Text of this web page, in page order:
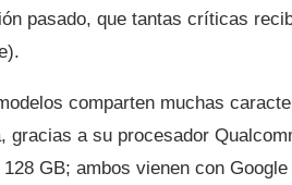
pasado, que tantas críticas
comparten muchas
gracias a su procesador
GB; ambos vienen con